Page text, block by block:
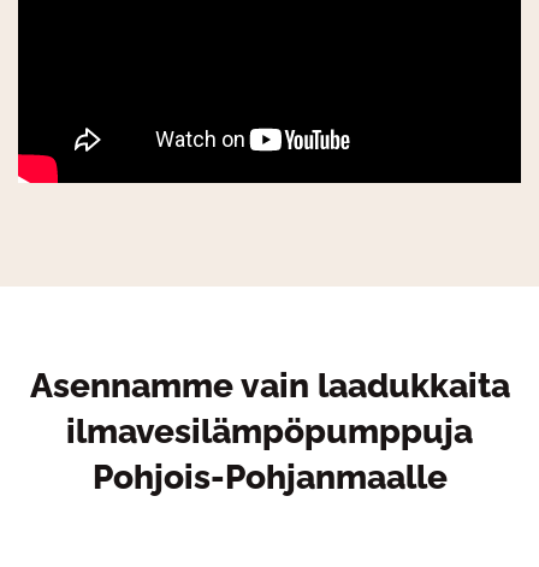
Asennamme vain laadukkaita
ilmavesilämpöpumppuja
Pohjois-Pohjanmaalle